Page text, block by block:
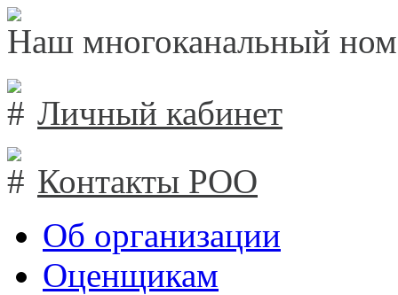
Наш многоканальный
Личный кабинет
Контакты РОО
Об организации
Оценщикам